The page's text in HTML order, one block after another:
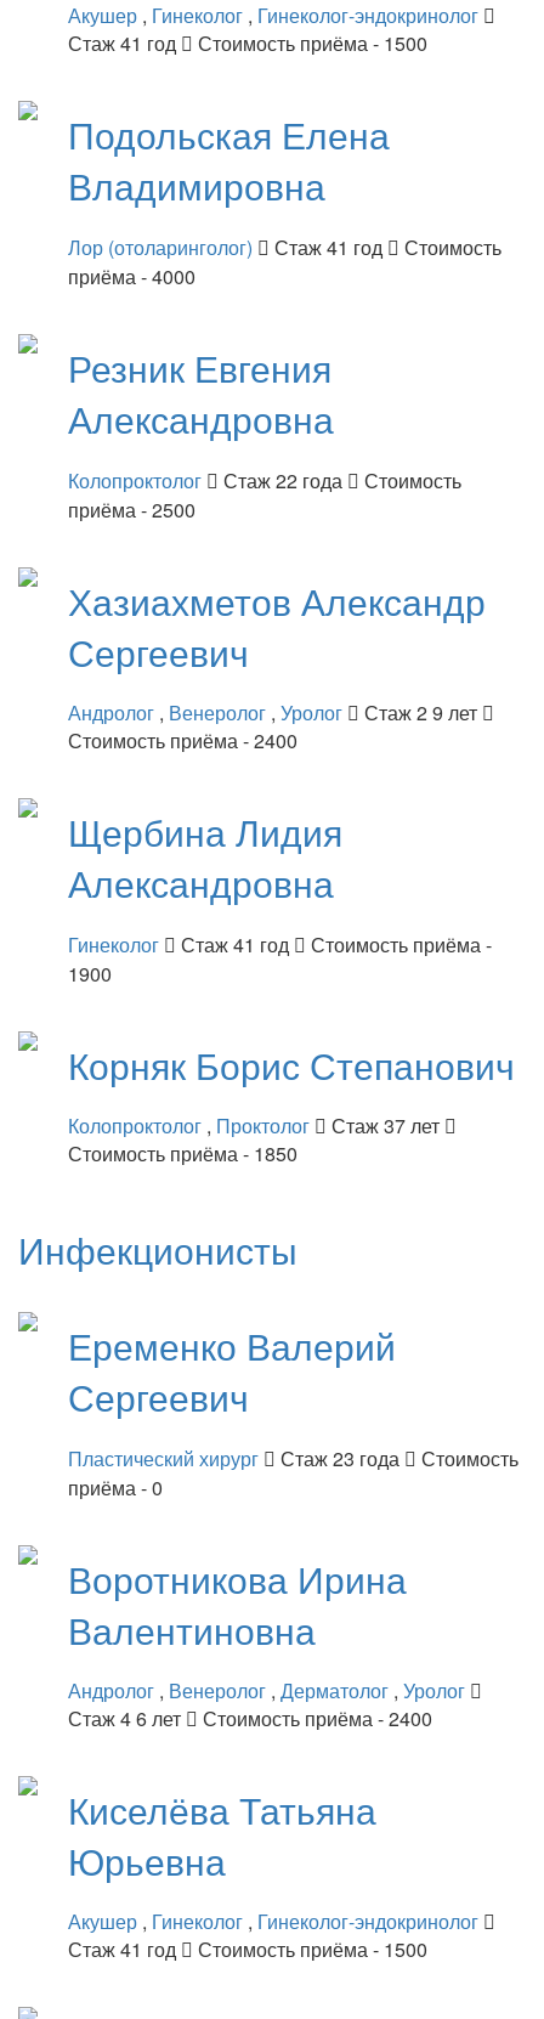
Акушер , Гинеколог , Гинеколог-эндокринолог
Стаж 41 год
Стоимость приёма - 1500
Подольская Елена
Владимировна
Лор (отоларинголог) Стаж 41 год
Стоимость
приёма - 4000
Резник Евгения
Александровна
Колопроктолог Стаж 22 года
Стоимость
приёма - 2500
Хазиахметов Александр
Сергеевич
Андролог , Венеролог , Уролог
Стаж 2 9 лет
Стоимость приёма - 2400
ЩербинаЛидия
Александровна
Гинеколог Стаж 41 год
Стоимость приёма -
1900
Корняк Борис Степанович
Колопроктолог , Проктолог
Стаж 37 лет
Стоимость приёма - 1850
Инфекционисты
Еременко Валерий
Сергеевич
Пластический хирург Стаж 23 года
Стоимость
приёма - 0
Воротникова Ирина
Валентиновна
Андролог , Венеролог , Дерматолог , Уролог
Стаж 4 6 лет
Стоимость приёма - 2400
КиселёваТатьяна
Юрьевна
Акушер , Гинеколог , Гинеколог-эндокринолог
Стаж 41 год
Стоимость приёма - 1500